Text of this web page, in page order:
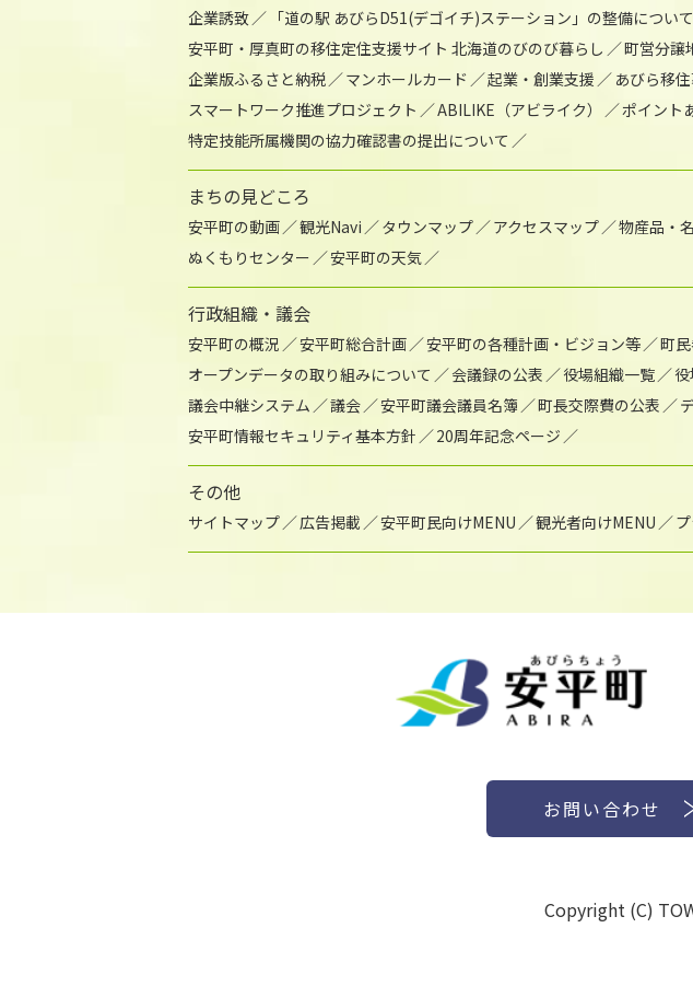
企業誘致
「道の駅 あびらD51(デゴイチ)ステーション」の整備について
安平町・厚真町の移住定住支援サイト 北海道のびのび暮らし
町営分譲
企業版ふるさと納税
マンホールカード 起業・創業支援 あびら移
スマートワーク推進プロジェクト
ABILIKE（アビライク） ポイント
特定技能所属機関の協力確認書の提出について
まちの見どころ
安平町の動画 観光Navi タウンマップ アクセスマップ 物産品・
ぬくもりセンター
安平町の天気
行政組織・議会
安平町の概況 安平町総合計画 安平町の各種計画・ビジョン等 町
オープンデータの取り組みについて
会議録の公表 役場組織一覧
議会中継システム
議会 安平町議会議員名簿 町長交際費の公表
安平町情報セキュリティ基本方針
20周年記念ページ
その他
サイトマップ 広告掲載 安平町民向けMENU 観光者向けMENU
お問い合わせ
Copyright (C)